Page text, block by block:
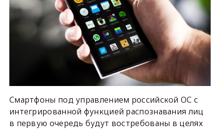
Смартфоны под управлением российской ОС с
интегрированной функцией распознавания лиц
в первую очередь будут востребованы в целях